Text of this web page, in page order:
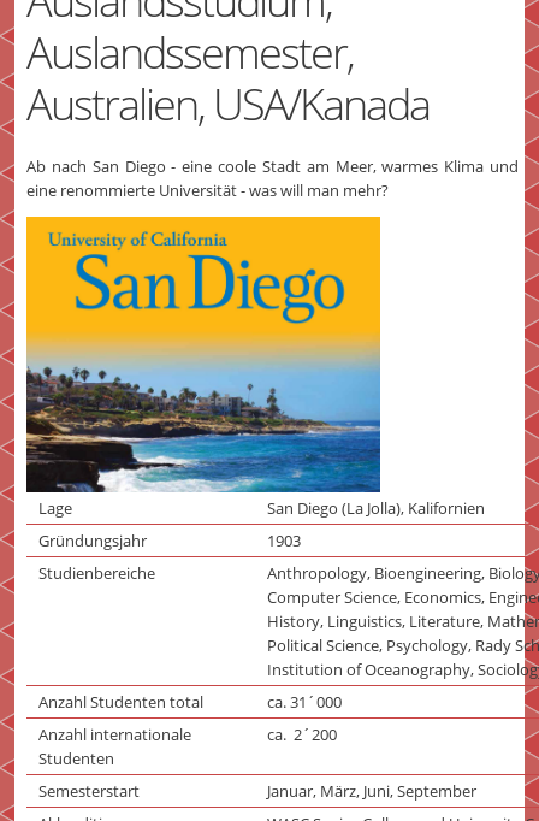
Auslandssemester,
Australien, USA/Kanada
Ab nach San Diego - eine coole Stadt am Meer, warmes Klima und
eine renommierte Universität - was will man mehr?
Lage
San Diego (La Jolla), Kalifornien
Gründungsjahr
1903
Studienbereiche
Anthropology, Bioengineering,
Computer Science, Economics,
History, Linguistics, Literature,
Political Science, Psychology, Rady
Institution of Oceanography,
Anzahl Studenten total
ca. 31´000
Anzahl internationale
Studenten
ca. 2´200
Semesterstart
Januar, März, Juni, September